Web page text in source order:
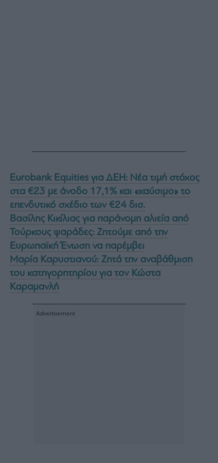
Eurobank Equities για ΔΕΗ: Νέα τιμή στόχος
στα €23 με άνοδο 17,1% και «καύσιμο» το
επενδυτικό σχέδιο των €24 δισ.
Βασίλης Κικίλιας για παράνομη αλιεία από
Τούρκους ψαράδες: Ζητούμε από την
Ευρωπαϊκή Ένωση να παρέμβει
Μαρία Καρυστιανού: Ζητά την αναβάθμιση
του κατηγορητηρίου για τον Κώστα
Καραμανλή